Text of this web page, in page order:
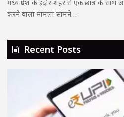
मध्य प्रदेश के इंदौर शहर से एक छात्र के साथ
करने वाला मामला सामने…
Recent Posts